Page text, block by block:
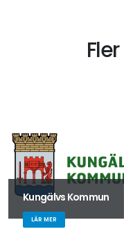
Fler
Kungälvs Kommun
LÄR MER